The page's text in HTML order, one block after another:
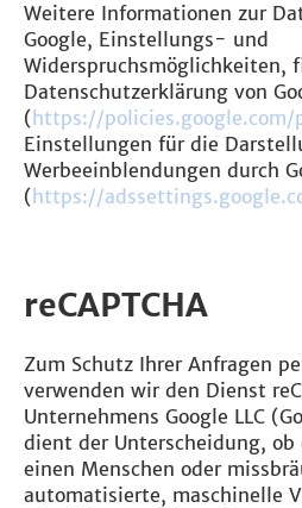
Weitere Informationen zur
Google, Einstellungs- und
Widerspruchsmöglichkeiten,
Datenschutzerklärung von
( https://policies.google.com/
Einstellungen für die
Werbeeinblendungen durch
( https://
reCAPTCHA
Zum Schutz Ihrer Anfragen
verwenden wir den Dienst
Unternehmens Google LLC
dient der Unterscheidung, ob
einen Menschen oder
automatisierte, maschinelle